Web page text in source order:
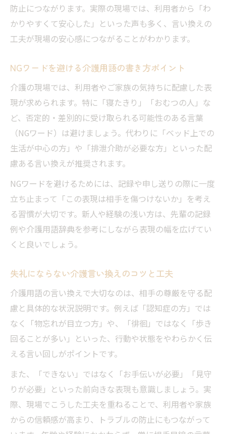
防止につながります。実際の現場では、利用者から「わ
かりやすくて安心した」といった声も多く、言い換えの
工夫が現場の安心感につながることがわかります。
NGワードを避ける介護用語の書き方ポイント
介護の現場では、利用者やご家族の気持ちに配慮した表
現が求められます。特に「寝たきり」「おむつの人」な
ど、否定的・差別的に受け取られる可能性のある言葉
（NGワード）は避けましょう。代わりに「ベッド上での
生活が中心の方」や「排泄介助が必要な方」といった配
慮ある言い換えが推奨されます。
NGワードを避けるためには、記録や申し送りの際に一度
立ち止まって「この表現は相手を傷つけないか」を考え
る習慣が大切です。新人や経験の浅い方は、先輩の記録
例や介護用語辞典を参考にしながら表現の幅を広げてい
くと良いでしょう。
失礼にならない介護言い換えのコツと工夫
介護用語の言い換えで大切なのは、相手の尊厳を守る配
慮と具体的な状況説明です。例えば「認知症の方」では
なく「物忘れが目立つ方」や、「徘徊」ではなく「歩き
回ることが多い」といった、行動や状態をやわらかく伝
える言い回しがポイントです。
また、「できない」ではなく「お手伝いが必要」「見守
りが必要」といった前向きな表現も意識しましょう。実
際、現場でこうした工夫を重ねることで、利用者や家族
からの信頼感が高まり、トラブルの防止にもつながって